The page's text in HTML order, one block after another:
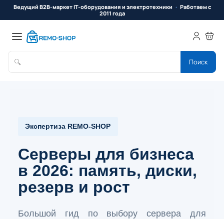
Ведущий B2B-маркет IT-оборудования и электротехники
Работаем с
2011 года
🔍 Поиск
Экспертиза REMO-SHOP
Серверы для бизнеса
в 2026: память, диски,
резерв и рост
Большой гид по выбору сервера для